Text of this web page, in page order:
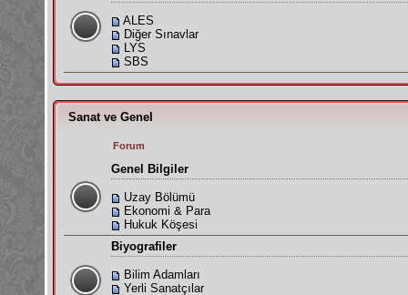
ALES
Diğer Sınavlar
LYS
SBS
Sanat ve Genel
Forum
Genel Bilgiler
Uzay Bölümü
Ekonomi & Para
Hukuk Köşesi
Biyografiler
Bilim Adamları
Yerli Sanatçılar